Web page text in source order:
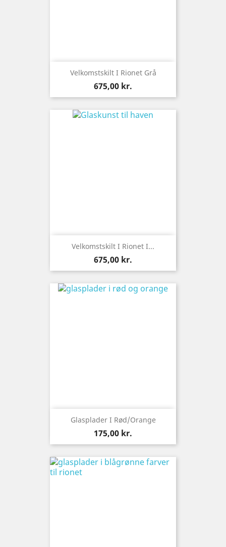
Velkomstskilt I Rionet Grå
Pris
675,00 kr.
Velkomstskilt I Rionet I...
Pris
675,00 kr.
Glasplader I Rød/orange
Pris
175,00 kr.